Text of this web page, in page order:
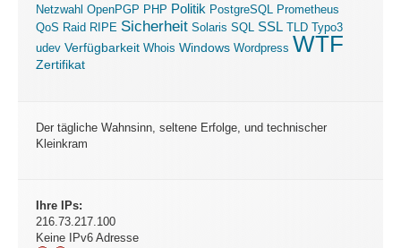
Netzwahl OpenPGP PHP Politik PostgreSQL Prometheus
QoS Raid RIPE Sicherheit Solaris SQL SSL TLD Typo3
udev Verfügbarkeit Whois Windows Wordpress WTF
Zertifikat
Der tägliche Wahnsinn, seltene Erfolge, und technischer
Kleinkram
Ihre IPs:
216.73.217.100
Keine IPv6 Adresse